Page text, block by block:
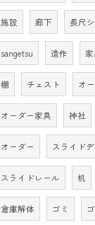
施設 廊下 長尺
sangetsu 造作 家
棚 チェスト オ
オーダー家具 神社
オーダー スライド
スライドレール 机
倉庫解体 ゴミ